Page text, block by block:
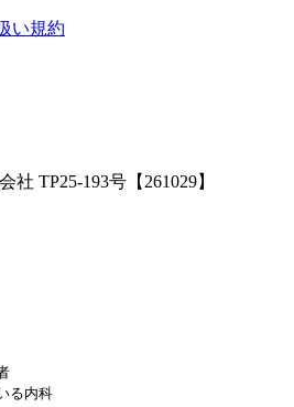
い規約
TP25-193号【261029】
る内科